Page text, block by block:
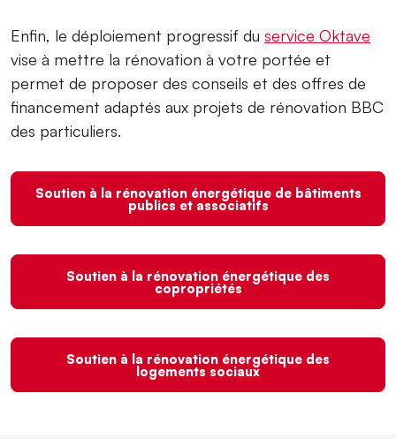
Enfin, le déploiement progressif du service Oktave
vise à mettre la rénovation à votre portée et
permet de proposer des conseils et des offres de
financement adaptés aux projets de rénovation BBC
des particuliers.
Soutien à la rénovation énergétique de bâtiments
publics et associatifs
Soutien à la rénovation énergétique des
copropriétés
Soutien à la rénovation énergétique des
logements sociaux